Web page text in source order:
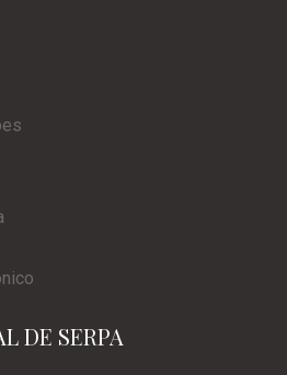
DE SERPA